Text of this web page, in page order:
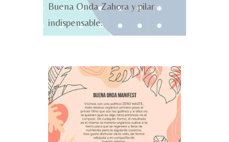
Buena Onda Zahora y pilar
indispensable.